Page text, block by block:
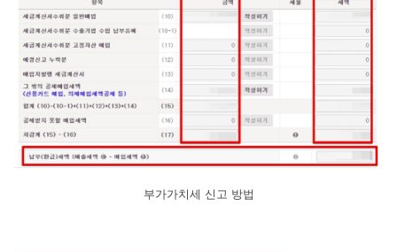
부가가치세 신고 방법